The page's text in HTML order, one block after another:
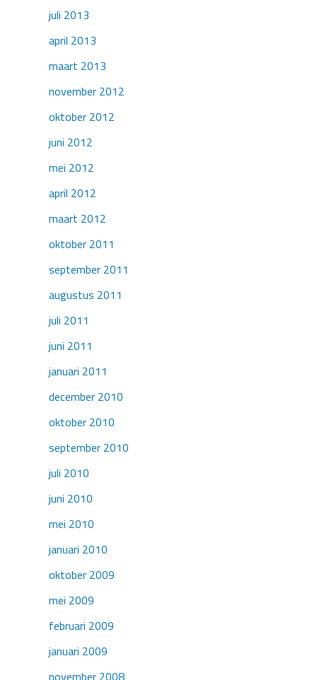
juli 2013
april 2013
maart 2013
november 2012
oktober 2012
juni 2012
mei 2012
april 2012
maart 2012
oktober 2011
september 2011
augustus 2011
juli 2011
juni 2011
januari 2011
december 2010
oktober 2010
september 2010
juli 2010
juni 2010
mei 2010
januari 2010
oktober 2009
mei 2009
februari 2009
januari 2009
november 2008